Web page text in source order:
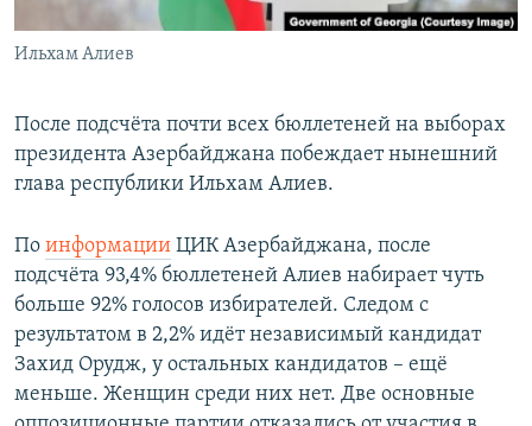
Все сайты РСЕ/РС
Ильхам Алиев
После подсчёта почти всех бюллетеней на выборах
президента Азербайджана побеждает нынешний
глава республики Ильхам Алиев.
По информации ЦИК Азербайджана, после
подсчёта 93,4% бюллетеней Алиев набирает чуть
больше 92% голосов избирателей. Следом с
результатом в 2,2% идёт независимый кандидат
Захид Орудж, у остальных кандидатов – ещё
меньше. Женщин среди них нет. Две основные